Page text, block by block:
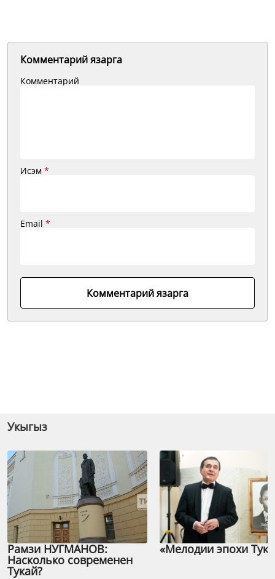
Комментарий язарга
Комментарий
Исэм *
Email *
Комментарий язарга
Укыгыз
Рамзи НУГМАНОВ:
Насколько современен
Тукай?
«Мелодии эпохи